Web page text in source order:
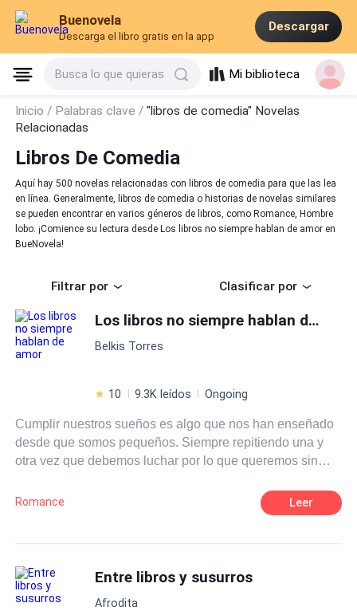
Buenovela
Descarga el libro gratis en la app
Descargar
Busca lo que quieras Mi biblioteca
Inicio / Palabras clave /"libros de comedia" Novelas
Relacionadas
Libros De Comedia
Aquí hay 500 novelas relacionadas con libros de comedia para que las lea
en línea. Generalmente, libros de comedia o historias de novelas similares
se pueden encontrar en varios géneros de libros, como Romance, Hombre
lobo. ¡Comience su lectura desde Los libros no siempre hablan de amor en
BueNovela!
Filtrar por Clasificar por
Los libros no siempre hablan de amor
Belkis Torres
10 9.3K leídos Ongoing
Cumplir nuestros sueños es algo que nos han enseñado
desde que somos pequeños. Siempre repitiendo una y
otra vez que debemos luchar por lo que queremos sin
tenía en mente cuando se subió a un avión para ir al otro
extremo del país, para perseguir eso que tanto anhelaba.
cosas más, nuevas amistades, nuevos gustos, pero sobre
todo, algo sobre lo que solamente había escrito y leído: el
Romance Leer
Entre libros y susurros
Afrodita